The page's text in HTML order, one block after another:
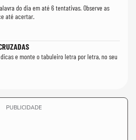
do dia em até 6 tentativas. Observe as
até acertar.
e monte o tabuleiro letra por letra, no seu
PUBLICIDADE